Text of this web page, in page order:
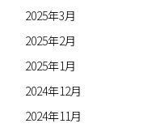
2025年3月
2025年2月
2025年1月
2024年12月
2024年11月